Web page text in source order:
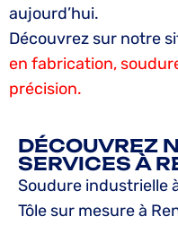
aujourd’hui.
Découvrez sur notre
en fabrication,
précision.
DÉCOUVREZ
SERVICES À
Soudure industrielle
Tôle sur mesure à